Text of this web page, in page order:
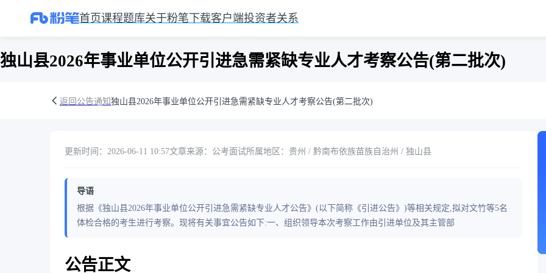
首页课程题库关于粉笔 下载客户端投资者关系
独山县2026年事业单位公开引进急需紧缺专业人才考察公告(第二批次)
返回公告通知独山县2026年事业单位公开引进急需紧缺专业人才考察公告(第二批次)
更新时间：2026-06-11 10:57文章来源：公考面试所属地区：贵州 / 黔南布依族苗族自治州 / 独山县
导语
根据《独山县2026年事业单位公开引进急需紧缺专业人才公告》(以下简称《引进公告》)等相关规定,拟对文竹等5名
体检合格的考生进行考察。现将有关事宜公告如下:一、组织领导本次考察工作由引进单位及其主管部
公告正文